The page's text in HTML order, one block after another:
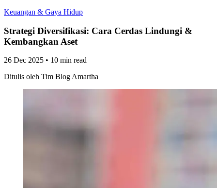
Keuangan & Gaya Hidup
Strategi Diversifikasi: Cara Cerdas Lindungi &
Kembangkan Aset
26 Dec 2025 • 10 min read
Ditulis oleh Tim Blog Amartha